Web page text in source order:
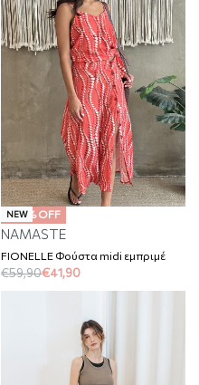
NEW
-30% OFF
NAMASTE
FIONELLE Φούστα midi εμπριμέ
€59,90€41,90